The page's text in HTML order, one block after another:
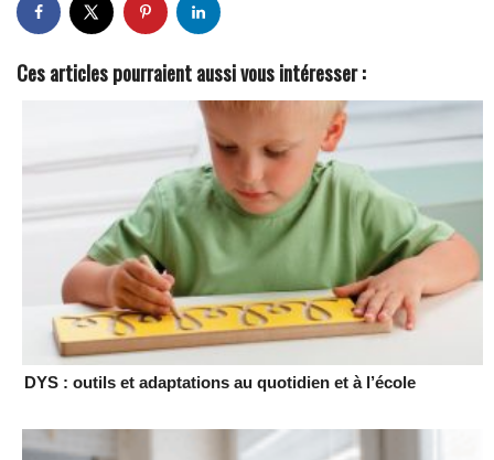
Ces articles pourraient aussi vous intéresser :
DYS : outils et adaptations au quotidien et à l’école